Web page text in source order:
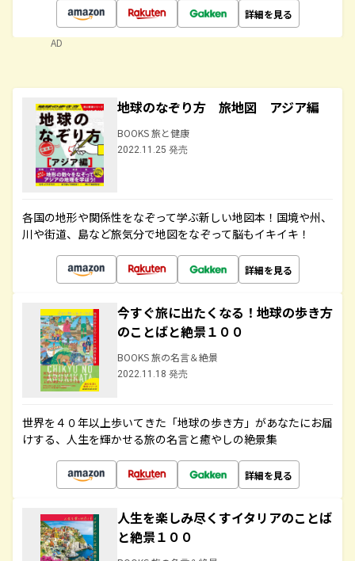
詳細を見る
AD
地球のなぞり方 旅地図 アジア編
BOOKS 旅と健康
2022.11.25 発売
各国の地形や関係性をなぞって学ぶ新しい地図本！国境や州、
川や街道、島など旅気分で地図をなぞって脳もイキイキ！
詳細を見る
今すぐ旅に出たくなる！地球の歩き方
のことばと絶景１００
BOOKS 旅の名言＆絶景
2022.11.18 発売
世界を４０年以上歩いてきた「地球の歩き方」があなたにお届
けする、人生を輝かせる旅の名言と癒やしの絶景集
詳細を見る
人生を楽しみ尽くすイタリアのことば
と絶景１００